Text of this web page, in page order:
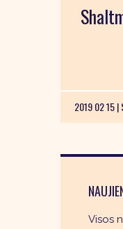
2019 02 15 |
Visos